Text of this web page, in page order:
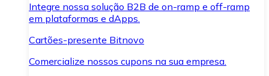
Integre nossa solução B2B de on-ramp e off-ramp
em plataformas e dApps.
Cartões-presente Bitnovo
Comercialize nossos cupons na sua empresa.